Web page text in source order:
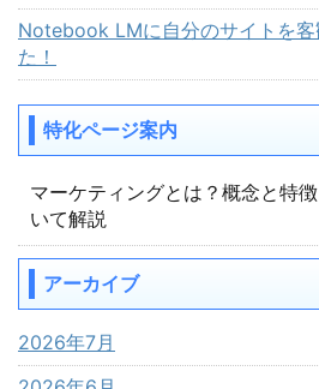
Notebook LMに自分のサイトを客
た！
特化ページ案内
マーケティングとは？概念と特
いて解説
アーカイブ
2026年7月